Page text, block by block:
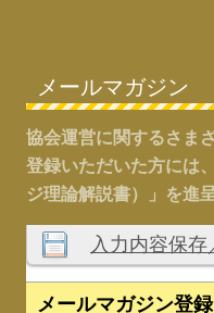
メールマガジン
協会運営に関するさま
登録いただいた方には
ジ理論解説書）」を進